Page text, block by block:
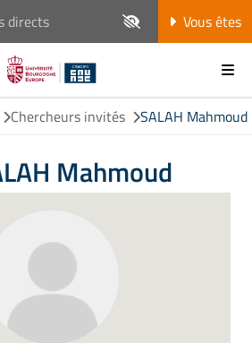
directs Vous êtes
Chercheurs invités SALAH Mahmoud
Mahmoud